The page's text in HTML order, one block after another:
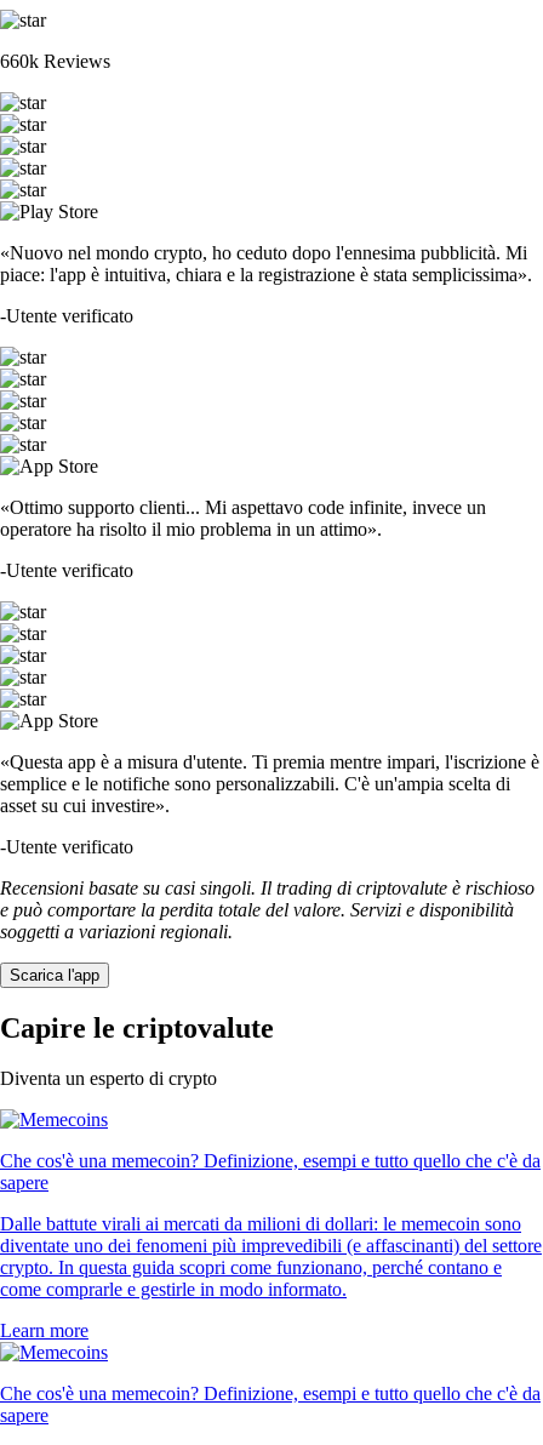
660k Reviews
«Nuovo nel mondo crypto, ho ceduto dopo l'ennesima pubblicità. Mi
piace: l'app è intuitiva, chiara e la registrazione è stata semplicissima».
-Utente verificato
«Ottimo supporto clienti... Mi aspettavo code infinite, invece un
operatore ha risolto il mio problema in un attimo».
-Utente verificato
«Questa app è a misura d'utente. Ti premia mentre impari, l'iscrizione è
semplice e le notifiche sono personalizzabili. C'è un'ampia scelta di
asset su cui investire».
-Utente verificato
Recensioni basate su casi singoli. Il trading di criptovalute è rischioso
e può comportare la perdita totale del valore. Servizi e disponibilità
soggetti a variazioni regionali.
Scarica l'app
Capire le criptovalute
Diventa un esperto di crypto
Che cos'è una memecoin? Definizione, esempi e tutto quello che c'è da
sapere
Dalle battute virali ai mercati da milioni di dollari: le memecoin sono
diventate uno dei fenomeni più imprevedibili (e affascinanti) del settore
crypto. In questa guida scopri come funzionano, perché contano e
come comprarle e gestirle in modo informato.
Learn more
Che cos'è una memecoin? Definizione, esempi e tutto quello che c'è da
sapere